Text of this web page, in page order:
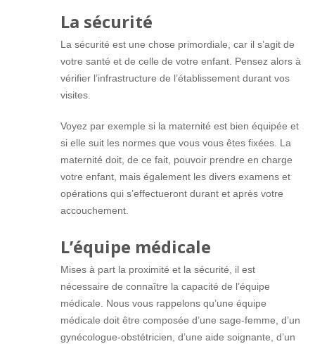
La sécurité
La sécurité est une chose primordiale, car il s’agit de
votre santé et de celle de votre enfant. Pensez alors à
vérifier l’infrastructure de l’établissement durant vos
visites.
Voyez par exemple si la maternité est bien équipée et
si elle suit les normes que vous vous êtes fixées. La
maternité doit, de ce fait, pouvoir prendre en charge
votre enfant, mais également les divers examens et
opérations qui s’effectueront durant et après votre
accouchement.
L’équipe médicale
Mises à part la proximité et la sécurité, il est
nécessaire de connaître la capacité de l’équipe
médicale. Nous vous rappelons qu’une équipe
médicale doit être composée d’une sage-femme, d’un
gynécologue-obstétricien, d’une aide soignante, d’un